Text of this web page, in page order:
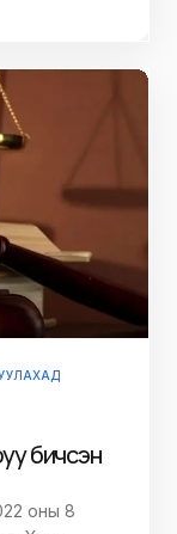
бичсэн
оны 8